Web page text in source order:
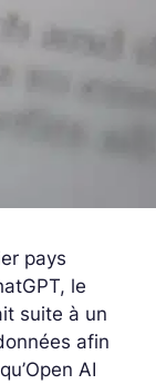
pays
le
suite à un
afin
AI